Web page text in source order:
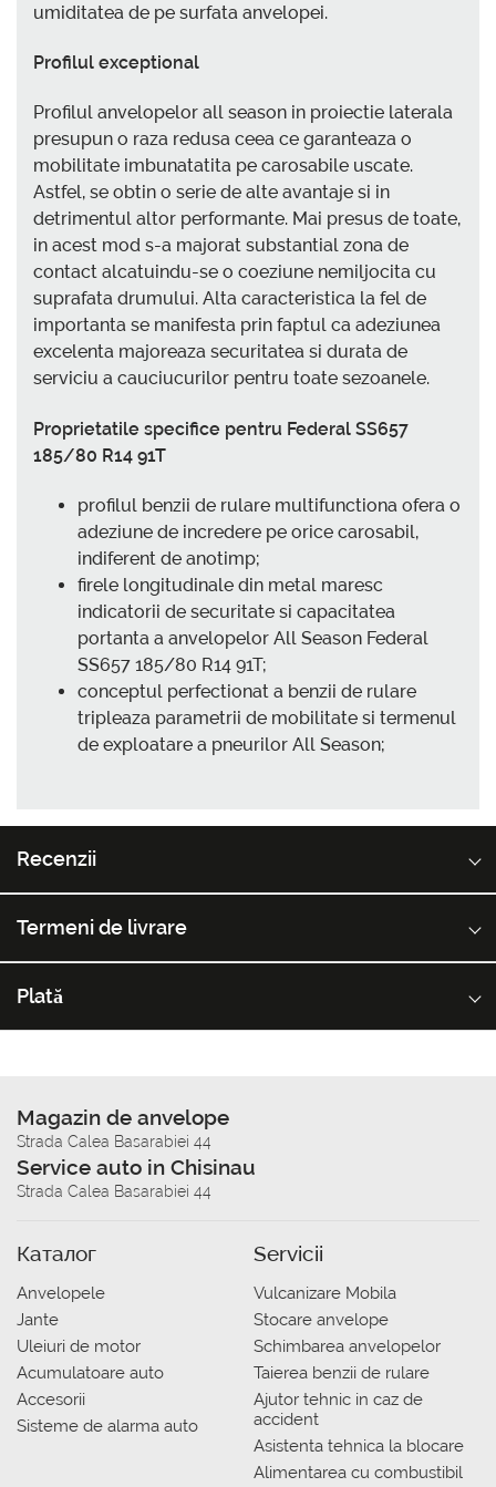
umiditatea de pe surfata anvelopei.
Profilul exceptional
Profilul anvelopelor all season in proiectie laterala
presupun o raza redusa ceea ce garanteaza o
mobilitate imbunatatita pe carosabile uscate.
Astfel, se obtin o serie de alte avantaje si in
detrimentul altor performante. Mai presus de toate,
in acest mod s-a majorat substantial zona de
contact alcatuindu-se o coeziune nemiljocita cu
suprafata drumului. Alta caracteristica la fel de
importanta se manifesta prin faptul ca adeziunea
excelenta majoreaza securitatea si durata de
serviciu a cauciucurilor pentru toate sezoanele.
Proprietatile specifice pentru Federal SS657
185/80 R14 91T
profilul benzii de rulare multifunctiona ofera o
adeziune de incredere pe orice carosabil,
indiferent de anotimp;
firele longitudinale din metal maresc
indicatorii de securitate si capacitatea
portanta a anvelopelor All Season Federal
SS657 185/80 R14 91T;
conceptul perfectionat a benzii de rulare
tripleaza parametrii de mobilitate si termenul
de exploatare a pneurilor All Season;
Recenzii
Termeni de livrare
Plată
Magazin de anvelope
Strada Calea Basarabiei 44
Service auto in Chisinau
Strada Calea Basarabiei 44
Каталог
Anvelopele
Jante
Uleiuri de motor
Acumulatoare auto
Accesorii
Sisteme de alarma auto
Servicii
Vulcanizare Mobila
Stocare anvelope
Schimbarea anvelopelor
Taierea benzii de rulare
Ajutor tehnic in caz de
accident
Asistenta tehnica la blocare
Alimentarea cu combustibil